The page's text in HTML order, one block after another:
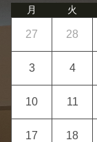
月 火
27 28
3 4
10 11
17 18